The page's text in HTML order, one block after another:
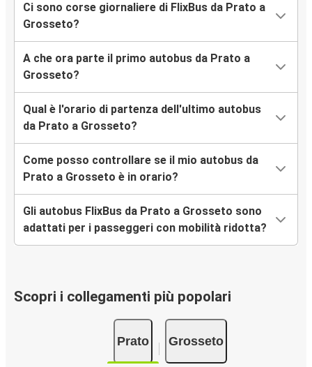
Ci sono corse giornaliere di FlixBus da Prato a
Grosseto?
A che ora parte il primo autobus da Prato a
Grosseto?
Qual è l'orario di partenza dell'ultimo autobus
da Prato a Grosseto?
Come posso controllare se il mio autobus da
Prato a Grosseto è in orario?
Gli autobus FlixBus da Prato a Grosseto sono
adattati per i passeggeri con mobilità ridotta?
Scopri i collegamenti più popolari
Prato Grosseto